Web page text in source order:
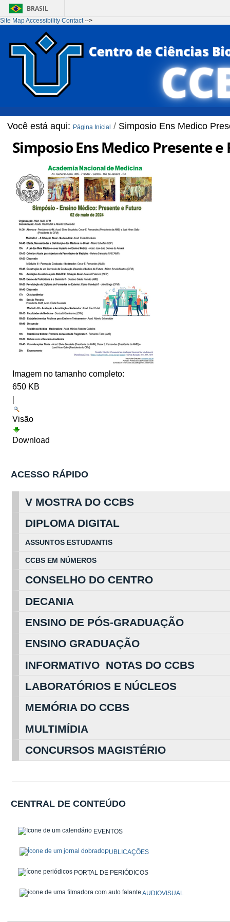
BRASIL
Ir para o conteúdo
Site MapAccessibility Contact-->
Você está aqui: Página Inicial / Simposio Ens Medico
Simposio Ens Medico Presente e
Imagem no tamanho completo:
650 KB
Visão
Download
ACESSO RÁPIDO
V MOSTRA DO CCBS
DIPLOMA DIGITAL
ASSUNTOS ESTUDANTIS
CCBS EM NÚMEROS
CONSELHO DO CENTRO
DECANIA
ENSINO DE PÓS-GRADUAÇÃO
ENSINO GRADUAÇÃO
INFORMATIVO NOTAS DO CCBS
LABORATÓRIOS E NÚCLEOS
MEMÓRIA DO CCBS
MULTIMÍDIA
CONCURSOS MAGISTÉRIO
CENTRAL DE CONTEÚDO
EVENTOS
PUBLICAÇÕES
PORTAL DE PERIÓDICOS
AUDIOVISUAL